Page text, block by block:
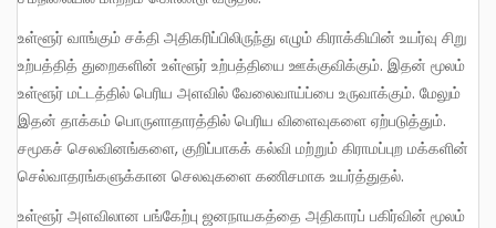
உள்ளூர் வாங்கும் சக்தி அதிகரிப்பிலிருந்து எழும் கிராக்கியின் உயர்வு சிறு
உற்பத்தித் துறைகளின் உள்ளூர் உற்பத்தியை ஊக்குவிக்கும். இதன் மூலம்
உள்ளூர் மட்டத்தில் பெரிய அளவில் வேலைவாய்ப்பை உருவாக்கும். மேலும்
இதன் தாக்கம் பொருளாதாரத்தில் பெரிய விளைவுகளை ஏற்படுத்தும்.
சமூகச் செலவினங்களை, குறிப்பாகக் கல்வி மற்றும் கிராமப்புற மக்களின்
செல்வாதரங்களுக்கான செலவுகளை கணிசமாக உயர்த்துதல்.
உள்ளூர் அளவிலான பங்கேற்பு ஜனநாயகத்தை அதிகாரப் பகிர்வின் மூலம்